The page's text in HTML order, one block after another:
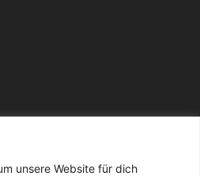
unsere Website für dich